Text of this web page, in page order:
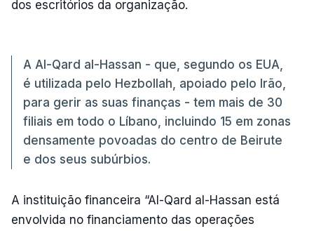
dos escritórios da organização.
A Al-Qard al-Hassan - que, segundo os EUA,
é utilizada pelo Hezbollah, apoiado pelo Irão,
para gerir as suas finanças - tem mais de 30
filiais em todo o Líbano, incluindo 15 em zonas
densamente povoadas do centro de Beirute
e dos seus subúrbios.
A instituição financeira “Al-Qard al-Hassan está
envolvida no financiamento das operações